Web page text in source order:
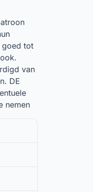
goed tot
van
DE
nemen